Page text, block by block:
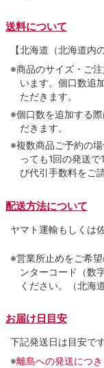
送料について
【北海道（北海道
※商品のサイズ・ご
います。個口数追
ただきます。
※個口数を追加する
だきます。
※複数商品ご予約の
っても1回の発送
び代引手数料をご
配送方法について
ヤマト運輸もしくは
※営業所止めをご希
ンターコード（数
ください。（北海
お届け日目安
下記発送日は目安です
※離島への発送につ